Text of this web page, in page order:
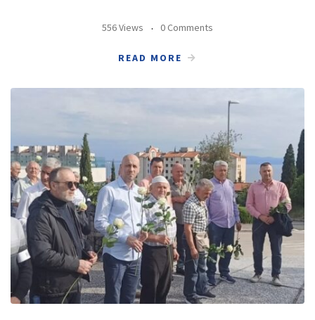
556 Views 0 Comments
READ MORE